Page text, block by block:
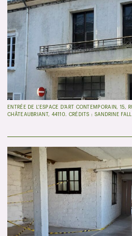
ENTRÉE DE L'ESPACE D'ART CONTEMPORAIN, 15,
CHÂTEAUBRIANT, 44110. CRÉDITS : SANDRINE